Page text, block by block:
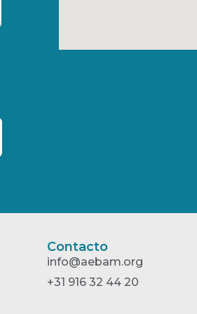
Contacto
info@aebam.org
+31 916 32 44 20